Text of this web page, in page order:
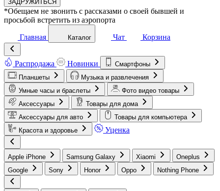
ЗАДРУЖИТЬСЯ
*Обещаем не звонить с рассказами о своей бывшей и
просьбой встретить из аэропорта
Главная Каталог Чат Корзина
Распродажа Новинки
Смартфоны
Планшеты
Музыка и развлечения
Умные часы и браслеты
Фото видео товары
Аксессуары
Товары для дома
Аксессуары для авто
Товары для компьютера
Красота и здоровье
Уценка
Apple iPhone Samsung Galaxy Xiaomi
Oneplus
Google
Sony Honor Oppo Nothing Phone